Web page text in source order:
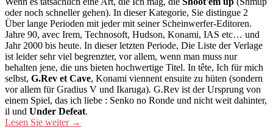
oder noch schneller gehen). In dieser Kategorie, Sie distingue 2
Über lange Perioden mit jeder mit seiner Scheinwerfer-Editoren.
Jahre 90, avec Irem, Technosoft, Hudson, Konami, IAS etc… und
Jahr 2000 bis heute. In dieser letzten Periode, Die Liste der Verlage
ist leider sehr viel begrenzter, vor allem, wenn man muss nur
behalten jene, die uns bieten hochwertige Titel. In tête, Ich für mich
selbst, G.Rev et Cave, Konami viennent ensuite zu hüten (sondern
vor allem für Gradius V und Ikaruga). G.Rev ist der Ursprung von
einem Spiel, das ich liebe : Senko no Ronde und nicht weit dahinter,
il und Under Defeat.
Lesen Sie weiter →